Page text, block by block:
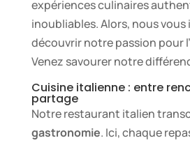
expériences culinaires
inoubliables. Alors, nous vous
découvrir notre passion pour
Venez savourer notre
Cuisine italienne : entre
partage
Notre restaurant italien
gastronomie. Ici, chaque